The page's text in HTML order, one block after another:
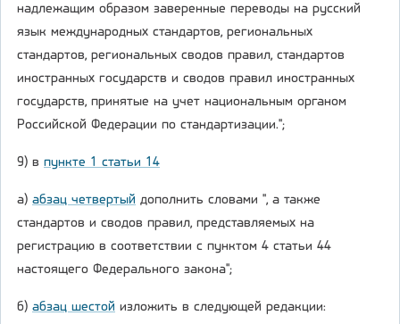
надлежащим образом заверенные переводы на русский
язык международных стандартов, региональных
стандартов, региональных сводов правил, стандартов
иностранных государств и сводов правил иностранных
государств, принятые на учет национальным органом
Российской Федерации по стандартизации.";
9) в пункте 1 статьи 14
а) абзац четвертый дополнить словами ", а также
стандартов и сводов правил, представляемых на
регистрацию в соответствии с пунктом 4 статьи 44
настоящего Федерального закона";
б) абзац шестой изложить в следующей редакции: